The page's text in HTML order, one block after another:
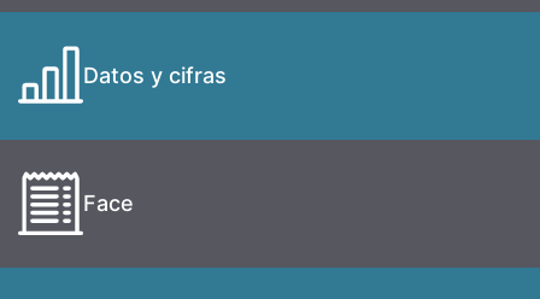
Datos y cifras
Face